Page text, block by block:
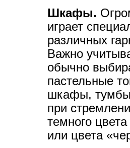
Шкафы.
играет
различных
Важно
обычно
пастельные
шкафы, тумбы,
при
темного
или цвета